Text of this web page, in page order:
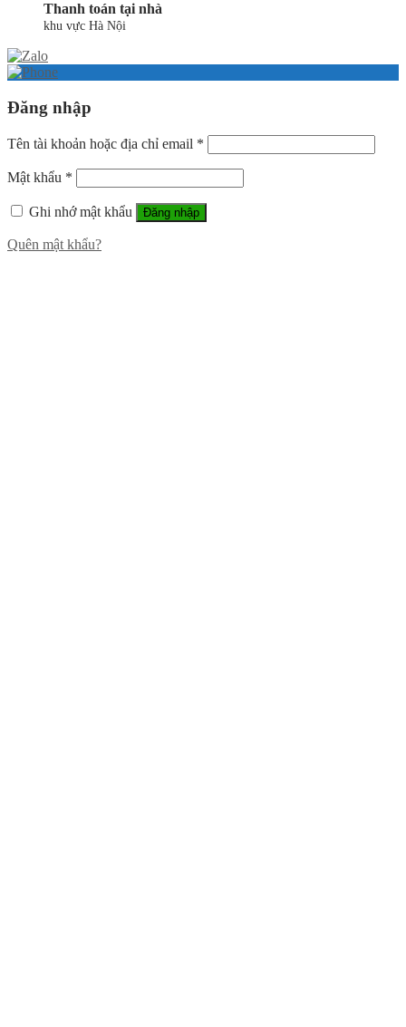
Thanh toán tại nhà
khu vực Hà Nội
Đăng nhập
Tên tài khoản hoặc địa chỉ email *
Mật khẩu *
Ghi nhớ mật khẩu Đăng nhập
Quên mật khẩu?